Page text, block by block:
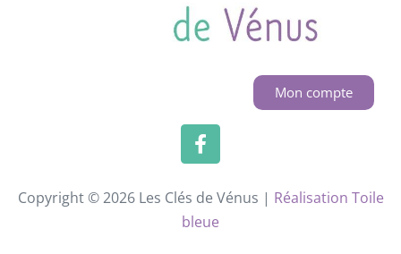
Mon compte
Copyright © 2026 Les Clés de Vénus | Réalisation Toile
bleue